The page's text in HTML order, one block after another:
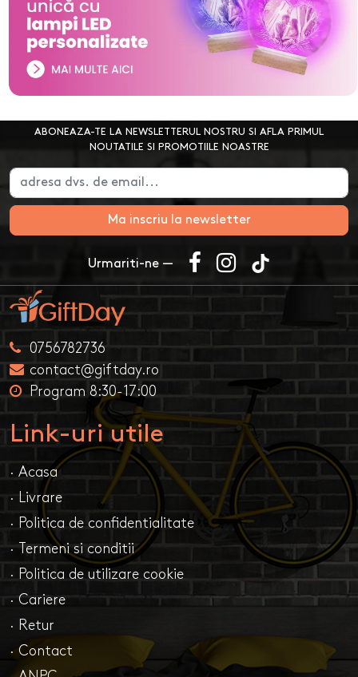
ABONEAZA-TE LA NEWSLETTERUL NOSTRU SI AFLA PRIMUL
NOUTATILE SI PROMOTIILE NOASTRE
Ma inscriu la newsletter
Urmariti-ne —
0756782736
contact@giftday.ro
Program 8:30-17:00
Link-uri utile
· Acasa
· Livrare
· Politica de confidentialitate
· Termeni si conditii
· Politica de utilizare cookie
· Cariere
· Retur
· Contact